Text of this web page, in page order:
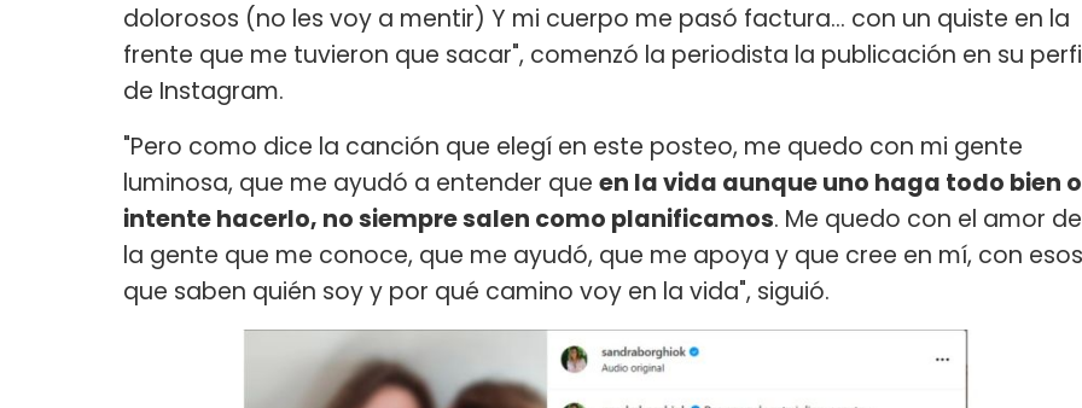
dolorosos (no les voy a mentir) Y mi cuerpo me pasó factura... con un quiste en la
frente que me tuvieron que sacar", comenzó la periodista la publicación en su
de Instagram.
"Pero como dice la canción que elegí en este posteo, me quedo con mi gente
luminosa, que me ayudó a entender que en la vida aunque uno haga todo bien o
intente hacerlo, no siempre salen como planificamos. Me quedo con el amor de
la gente que me conoce, que me ayudó, que me apoya y que cree en mí, con esos
que saben quién soy y por qué camino voy en la vida", siguió.